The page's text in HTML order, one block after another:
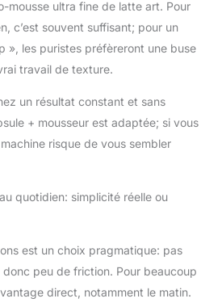
mousse ultra fine de latte art. Pour
c’est souvent suffisant; pour un
», les puristes préfèreront une buse
travail de texture.
un résultat constant et sans
+ mousseur est adaptée; si vous
risque de vous sembler
quotidien: simplicité réelle ou
est un choix pragmatique: pas
donc peu de friction. Pour beaucoup
direct, notamment le matin.